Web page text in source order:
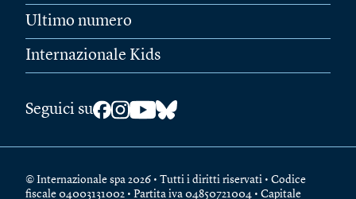
Ultimo numero
Internazionale Kids
Seguici su
© Internazionale spa 2026 • Tutti i diritti riservati • Codice
fiscale 04003131002 • Partita iva 04850721004 • Capitale